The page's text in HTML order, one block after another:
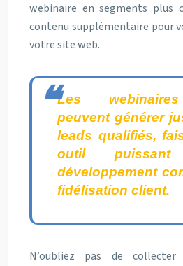
webinaire en segments plus
contenu supplémentaire pour
votre site web.
Les
peuvent générer
leads qualifiés,
outil
développement
fidélisation client.
N’oubliez pas de